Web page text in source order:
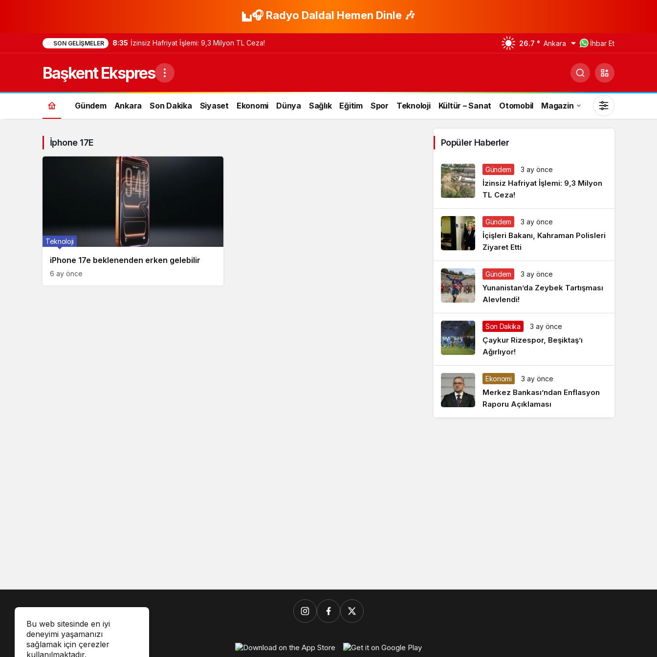
🎧 Radyo Daldal Hemen Dinle 🎶
SON GELIŞMELER 8:35 İzinsiz Hafriyat İşlemi: 9,3 Milyon TL Ceza! 26.7 ° Ankara İhbar Et
Başkent Ekspres
Gündem Ankara Son Dakika Siyaset Ekonomi Dünya Sağlık Eğitim Spor Teknoloji Kültür – Sanat Otomobil Magazin
Gündüz Modu
Gündüz modunu seçin.
Gece Modu
Gece modunu seçin.
Sistem Modu
Sistem modunu seçin.
İphone 17E
iPhone 17e beklenenden erken gelebilir
Teknoloji
6 ay önce
Popüler Haberler
Gündem 3 ay önce
İzinsiz Hafriyat İşlemi: 9,3 Milyon
TL Ceza!
Gündem 3 ay önce
İçişleri Bakanı, Kahraman Polisleri
Ziyaret Etti
Gündem 3 ay önce
Yunanistan’da Zeybek Tartışması
Alevlendi!
Son Dakika 3 ay önce
Çaykur Rizespor, Beşiktaş’ı
Ağırlıyor!
Ekonomi 3 ay önce
Merkez Bankası’ndan Enflasyon
Raporu Açıklaması
Bu web sitesinde en iyi
deneyimi yaşamanızı
sağlamak için çerezler
kullanılmaktadır.